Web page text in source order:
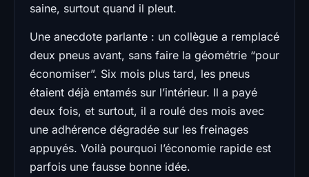
saine, surtout quand il pleut.
Une anecdote parlante : un collègue a remplacé
deux pneus avant, sans faire la géométrie “pour
économiser”. Six mois plus tard, les pneus
étaient déjà entamés sur l’intérieur. Il a payé
deux fois, et surtout, il a roulé des mois avec
une adhérence dégradée sur les freinages
appuyés. Voilà pourquoi l’économie rapide est
parfois une fausse bonne idée.